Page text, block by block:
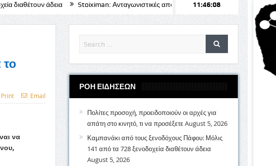
Stoiximan: Ανταγωνιστικές αποδόσεις για το Μπραν – Απόλλων Λεμεσού
11:46:10
Print Email
να
ΡΟΗ ΕΙΔΗΣΕΩΝ
Πολίτες προσοχή, προειδοποιούν οι αρχές για
απάτη στο κινητό, τι να προσέξετεAugust 5, 2026
Καμπανάκι από τους ξενοδόχους Πάφου: Μόλις
141 από τα 728 ξενοδοχεία διαθέτουν άδεια
August 5, 2026